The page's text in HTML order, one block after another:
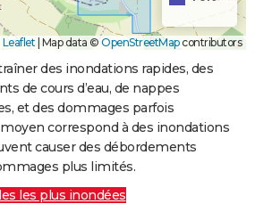
Leaflet | Map data © OpenStreetMapcontributors
des inondations rapides, des
de cours d’eau, de nappes
et des dommages parfois
correspond à des inondations
causer des débordements
plus limités.
les plus inondées